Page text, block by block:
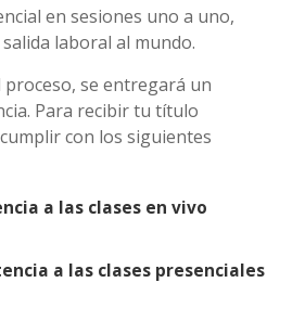
en sesiones uno a uno,
laboral al mundo.
proceso, se entregará un
Para recibir tu título
con los siguientes
a las clases en vivo
a las clases presenciales